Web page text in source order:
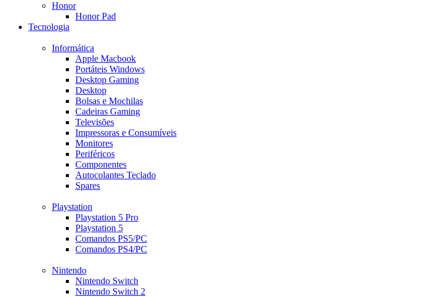
Honor
Honor Pad
Tecnologia
Informática
Apple Macbook
Portáteis Windows
Desktop Gaming
Desktop
Bolsas e Mochilas
Cadeiras Gaming
Televisões
Impressoras e Consumíveis
Monitores
Periféricos
Componentes
Autocolantes Teclado
Spares
Playstation
Playstation 5 Pro
Playstation 5
Comandos PS5/PC
Comandos PS4/PC
Nintendo
Nintendo Switch
Nintendo Switch 2